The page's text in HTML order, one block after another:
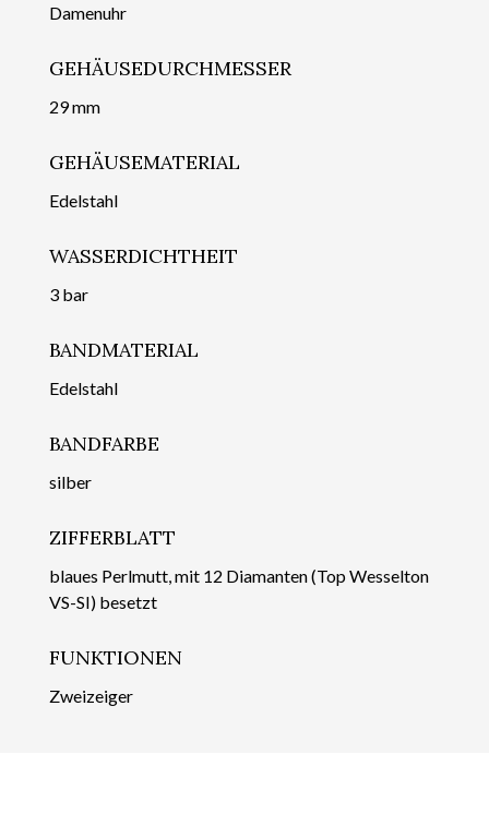
Damenuhr
GEHÄUSEDURCHMESSER
29 mm
GEHÄUSEMATERIAL
Edelstahl
WASSERDICHTHEIT
3 bar
BANDMATERIAL
Edelstahl
BANDFARBE
silber
ZIFFERBLATT
blaues Perlmutt, mit 12 Diamanten (Top Wesselton
VS-SI) besetzt
FUNKTIONEN
Zweizeiger